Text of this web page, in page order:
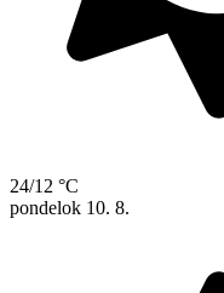
24/12 °C
pondelok 10. 8.